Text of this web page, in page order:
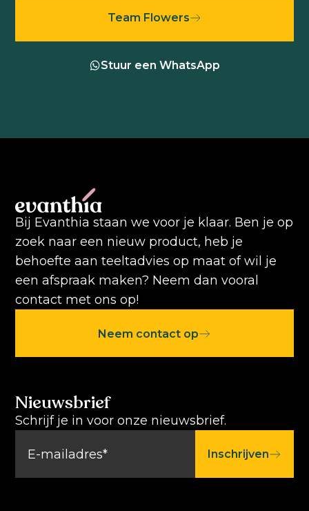
Team Flowers
Stuur een WhatsApp
Bij Evanthia staan we voor je klaar. Ben je op
zoek naar een nieuw product, heb je
behoefte aan teeltadvies op maat of wil je
een afspraak maken? Neem dan vooral
contact met ons op!
Neem contact op
Nieuwsbrief
Schrijf je in voor onze nieuwsbrief.
Inschrijven